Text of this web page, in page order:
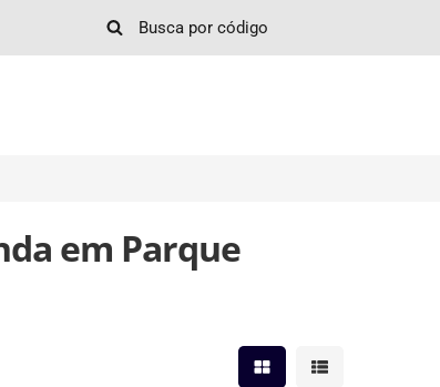
em Parque
Mostrar resultados em
Mostrar